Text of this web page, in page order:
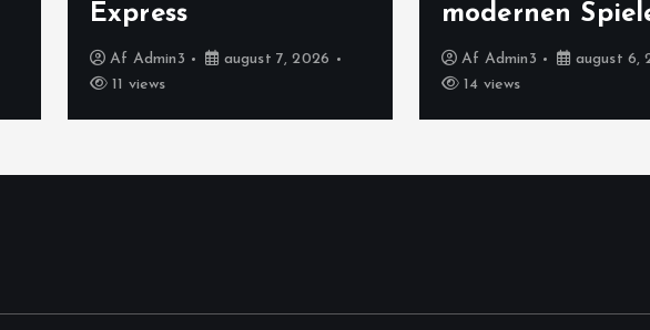
Express
Af Admin3
august 7, 2026
11 views
modernen
Af Admin3
august 6,
14 views